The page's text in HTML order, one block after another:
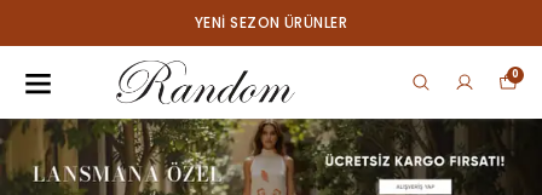
YENI SEZON ÜRÜNLER
0